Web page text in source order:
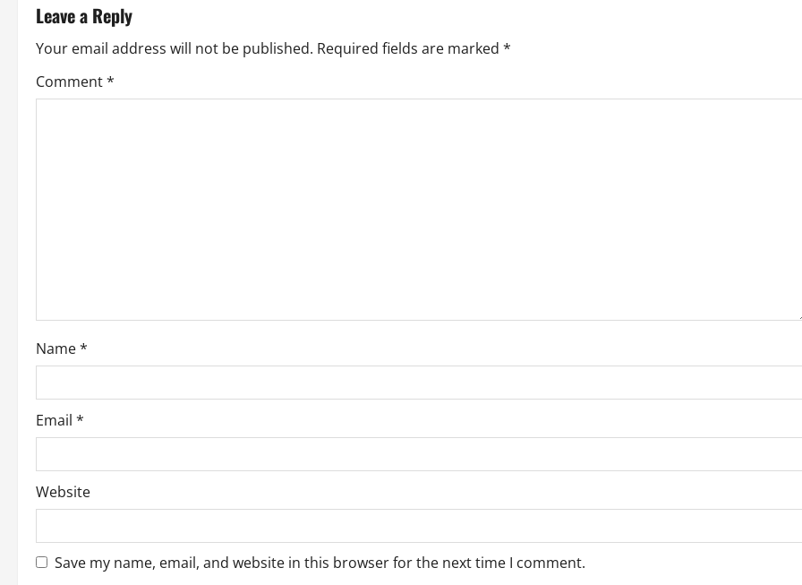
Leave a Reply
Your email address will not be published. Required fields are marked *
Comment*
Name*
Email *
Website
Save my name, email, and website in this browser for the next time I comment.